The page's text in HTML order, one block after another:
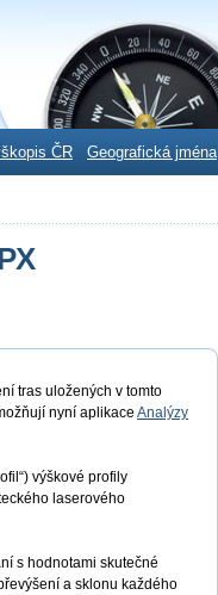
ČR Geografická jména
tras uložených v tomto
nyní aplikace Analýzy
výškové profily
laserového
s hodnotami skutečné
a sklonu každého